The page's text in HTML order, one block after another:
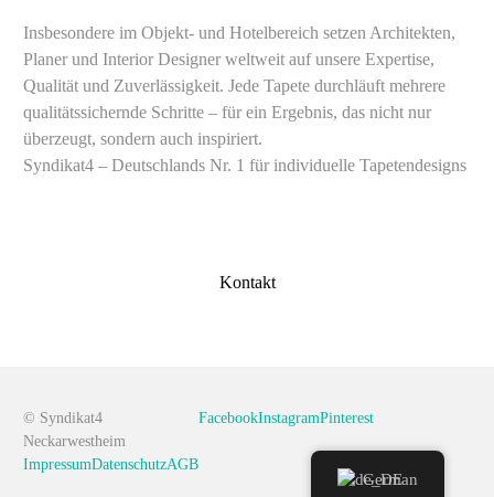
Insbesondere im Objekt- und Hotelbereich setzen Architekten,
Planer und Interior Designer weltweit auf unsere Expertise,
Qualität und Zuverlässigkeit. Jede Tapete durchläuft mehrere
qualitätssichernde Schritte – für ein Ergebnis, das nicht nur
überzeugt, sondern auch inspiriert.
Syndikat4 – Deutschlands Nr. 1 für individuelle Tapetendesigns
Kontakt
© Syndikat4
Neckarwestheim
ImpressumDatenschutzAGB
FacebookInstagramPinterest
German